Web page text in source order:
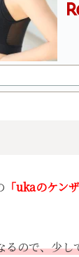
「ukaのケン
るので、少し